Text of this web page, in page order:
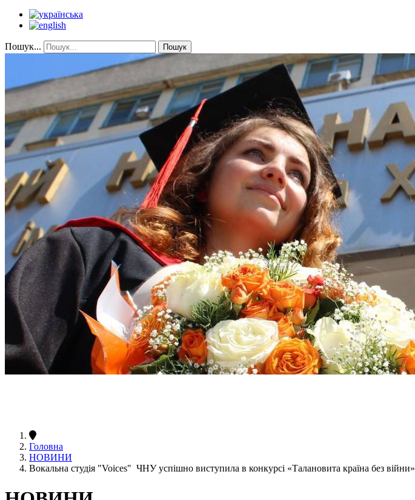
Пошук... Пошук
Головна
НОВИНИ
Вокальна студія "Voices" ЧНУ успішно виступила в конкурсі «Талановита країна без війни»